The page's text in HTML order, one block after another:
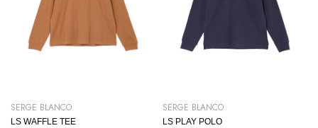
SERGE BLANCO
LS WAFFLE TEE
SERGE BLANCO
LS PLAY POLO